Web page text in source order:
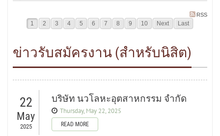
RSS
1 2 3 4 5 6 7 8 9 10 Next Last
ข่าวรับสมัครงาน (สำหรับนิสิต)
22
May
2025
บริษัท นวโลหะอุตสาหกรรม จำกัด
Thursday, May 22, 2025
READ MORE